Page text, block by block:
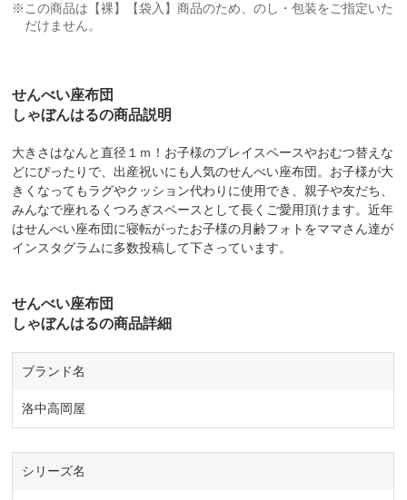
※この商品は【裸】【袋入】商品のため、のし・包装をご指定いた
だけません。
せんべい座布団
しゃぼんはるの商品説明
大きさはなんと直径１ｍ！お子様のプレイスペースやおむつ替えな
どにぴったりで、出産祝いにも人気のせんべい座布団。お子様が大
きくなってもラグやクッション代わりに使用でき、親子や友だち、
みんなで座れるくつろぎスペースとして長くご愛用頂けます。近年
はせんべい座布団に寝転がったお子様の月齢フォトをママさん達が
インスタグラムに多数投稿して下さっています。
せんべい座布団
しゃぼんはるの商品詳細
ブランド名
洛中高岡屋
シリーズ名